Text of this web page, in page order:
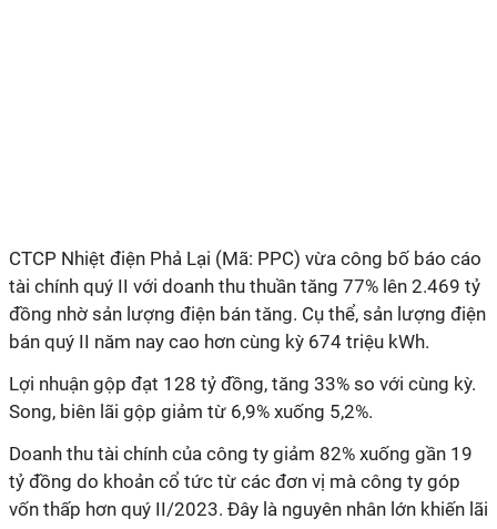
CTCP Nhiệt điện Phả Lại (Mã: PPC) vừa công bố báo cáo
tài chính quý II với doanh thu thuần tăng 77% lên 2.469 tỷ
đồng nhờ sản lượng điện bán tăng. Cụ thể, sản lượng điện
bán quý II năm nay cao hơn cùng kỳ 674 triệu kWh.
Lợi nhuận gộp đạt 128 tỷ đồng, tăng 33% so với cùng kỳ.
Song, biên lãi gộp giảm từ 6,9% xuống 5,2%.
Doanh thu tài chính của công ty giảm 82% xuống gần 19
tỷ đồng do khoản cổ tức từ các đơn vị mà công ty góp
vốn thấp hơn quý II/2023. Đây là nguyên nhân lớn khiến lãi